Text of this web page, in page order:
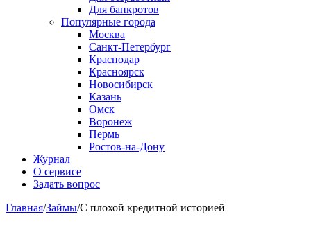
Для банкротов
Популярные города
Москва
Санкт-Петербург
Краснодар
Красноярск
Новосибирск
Казань
Омск
Воронеж
Пермь
Ростов-на-Дону
Журнал
О сервисе
Задать вопрос
Главная/Займы/С плохой кредитной историей